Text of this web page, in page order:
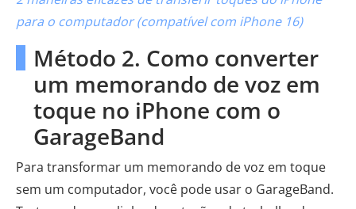
para o computador (compatível com iPhone 16)
Método 2. Como converter
um memorando de voz em
toque no iPhone com o
GarageBand
Para transformar um memorando de voz em toque
sem um computador, você pode usar o GarageBand.